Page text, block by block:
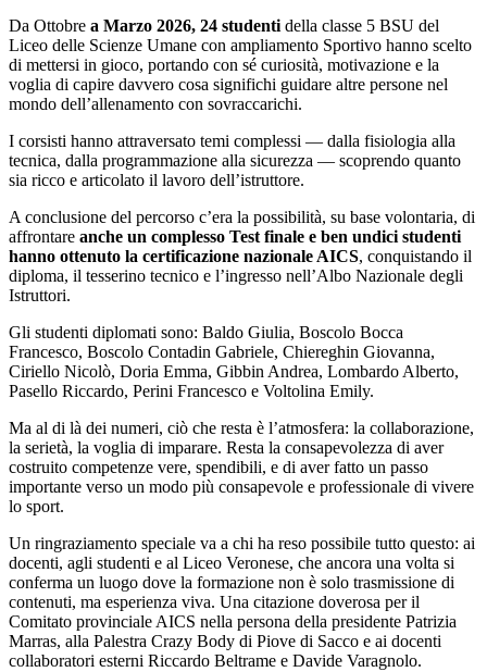
Da Ottobre a Marzo 2026, 24 studenti della classe 5 BSU del
Liceo delle Scienze Umane con ampliamento Sportivo hanno scelto
di mettersi in gioco, portando con sé curiosità, motivazione e la
voglia di capire davvero cosa significhi guidare altre persone nel
mondo dell’allenamento con sovraccarichi.
I corsisti hanno attraversato temi complessi — dalla fisiologia alla
tecnica, dalla programmazione alla sicurezza — scoprendo quanto
sia ricco e articolato il lavoro dell’istruttore.
A conclusione del percorso c’era la possibilità, su base volontaria, di
affrontare anche un complesso Test finale e ben undici studenti
hanno ottenuto la certificazione nazionale AICS, conquistando il
diploma, il tesserino tecnico e l’ingresso nell’Albo Nazionale degli
Istruttori.
Gli studenti diplomati sono: Baldo Giulia, Boscolo Bocca
Francesco, Boscolo Contadin Gabriele, Chiereghin Giovanna,
Ciriello Nicolò, Doria Emma, Gibbin Andrea, Lombardo Alberto,
Pasello Riccardo, Perini Francesco e Voltolina Emily.
Ma al di là dei numeri, ciò che resta è l’atmosfera: la collaborazione,
la serietà, la voglia di imparare. Resta la consapevolezza di aver
costruito competenze vere, spendibili, e di aver fatto un passo
importante verso un modo più consapevole e professionale di vivere
lo sport.
Un ringraziamento speciale va a chi ha reso possibile tutto questo: ai
docenti, agli studenti e al Liceo Veronese, che ancora una volta si
conferma un luogo dove la formazione non è solo trasmissione di
contenuti, ma esperienza viva. Una citazione doverosa per il
Comitato provinciale AICS nella persona della presidente Patrizia
Marras, alla Palestra Crazy Body di Piove di Sacco e ai docenti
collaboratori esterni Riccardo Beltrame e Davide Varagnolo.